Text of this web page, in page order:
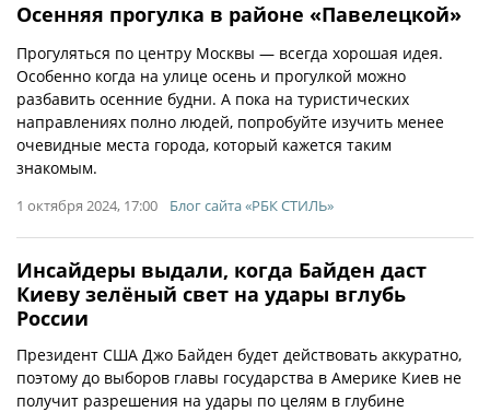
Осенняя прогулка в районе «Павелецкой»
Прогуляться по центру Москвы — всегда хорошая идея.
Особенно когда на улице осень и прогулкой можно
разбавить осенние будни. А пока на туристических
направлениях полно людей, попробуйте изучить менее
очевидные места города, который кажется таким
знакомым.
1 октября 2024, 17:00 Блог сайта «РБК СТИЛЬ»
Инсайдеры выдали, когда Байден даст
Киеву зелёный свет на удары вглубь
России
Президент США Джо Байден будет действовать аккуратно,
поэтому до выборов главы государства в Америке Киев не
получит разрешения на удары по целям в глубине